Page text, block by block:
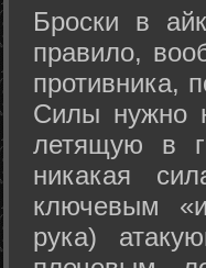
Броски в
правило,
противника,
Силы нужно
летящую в
никакая
ключевым
рука)